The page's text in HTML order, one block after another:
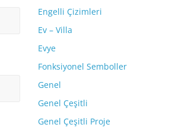
Engelli Çizimleri
Ev – Villa
Evye
Fonksiyonel Semboller
Genel
Genel Çeşitli
Genel Çeşitli Proje